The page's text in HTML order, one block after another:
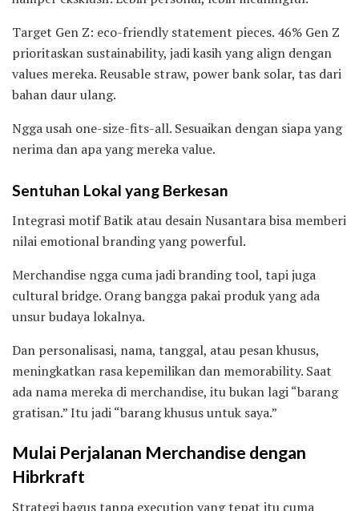
Target Gen Z: eco-friendly statement pieces. 46% Gen Z
prioritaskan sustainability, jadi kasih yang align dengan
values mereka. Reusable straw, power bank solar, tas dari
bahan daur ulang.
Ngga usah one-size-fits-all. Sesuaikan dengan siapa yang
nerima dan apa yang mereka value.
Sentuhan Lokal yang Berkesan
Integrasi motif Batik atau desain Nusantara bisa memberi
nilai emotional branding yang powerful.
Merchandise ngga cuma jadi branding tool, tapi juga
cultural bridge. Orang bangga pakai produk yang ada
unsur budaya lokalnya.
Dan personalisasi, nama, tanggal, atau pesan khusus,
meningkatkan rasa kepemilikan dan memorability. Saat
ada nama mereka di merchandise, itu bukan lagi “barang
gratisan.” Itu jadi “barang khusus untuk saya.”
Mulai Perjalanan Merchandise dengan
Hibrkraft
Strategi bagus tanpa execution yang tepat itu cuma